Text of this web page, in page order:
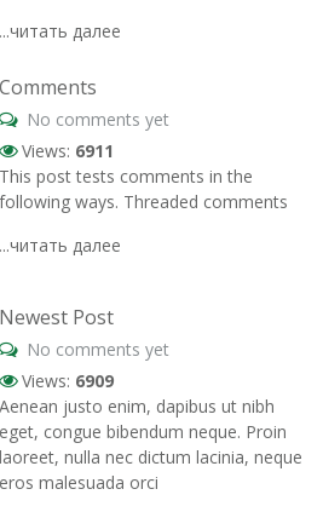
...читать далее
Comments
No comments yet
Views: 6911
This post tests comments in the
following ways. Threaded comments
...читать далее
Newest Post
No comments yet
Views: 6909
Aenean justo enim, dapibus ut nibh
eget, congue bibendum neque. Proin
laoreet, nulla nec dictum lacinia, neque
eros malesuada orci